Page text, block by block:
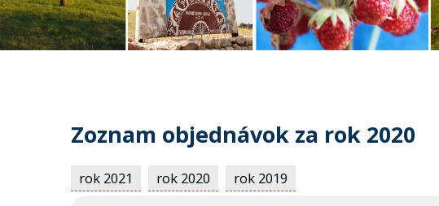
Zoznam objednávok za rok 2020
rok 2021 rok 2020 rok 2019